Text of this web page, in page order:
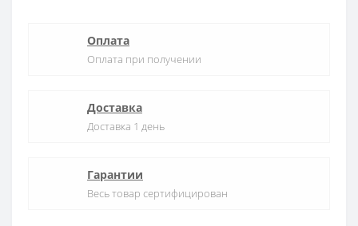
Оплата
Оплата при получении
Доставка
Доставка 1 день
Гарантии
Весь товар сертифицирован